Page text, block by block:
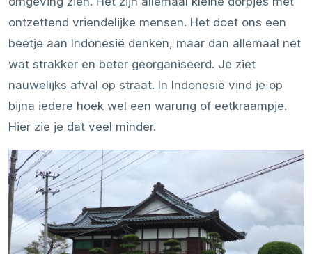
ontzettend vriendelijke mensen. Het doet ons een
beetje aan Indonesië denken, maar dan allemaal net
wat strakker en beter georganiseerd. Je ziet
nauwelijks afval op straat. In Indonesië vind je op
bijna iedere hoek wel een warung of eetkraampje.
Hier zie je dat veel minder.